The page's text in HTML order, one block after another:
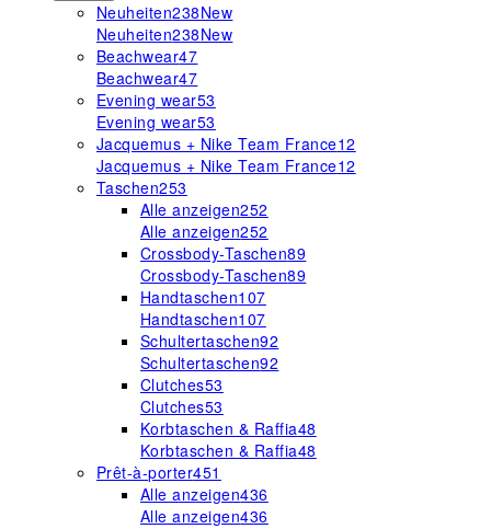
Neuheiten238New
Neuheiten238New
Beachwear47
Beachwear47
Evening wear53
Evening wear53
Jacquemus + Nike Team France12
Jacquemus + Nike Team France12
Taschen253
Alle anzeigen252
Alle anzeigen252
Crossbody-Taschen89
Crossbody-Taschen89
Handtaschen107
Handtaschen107
Schultertaschen92
Schultertaschen92
Clutches53
Clutches53
Korbtaschen & Raffia48
Korbtaschen & Raffia48
Prêt-à-porter451
Alle anzeigen436
Alle anzeigen436